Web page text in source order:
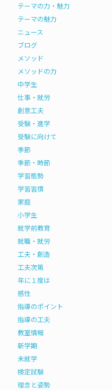
テーマの力・魅力
テーマの魅力
ニュース
ブログ
メソッド
メソッドの力
中学生
仕事・就労
創意工夫
受験・進学
受験に向けて
季節
季節・時節
学習態勢
学習習慣
家庭
小学生
就学前教育
就職・就労
工夫・創造
工夫次第
年に１度は
感性
指導のポイント
指導の工夫
教室情報
新学期
未就学
検定試験
理念と姿勢